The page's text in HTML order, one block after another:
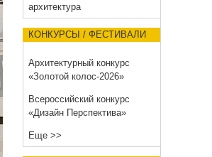
архитектура
КОНКУРСЫ / ФЕСТИВАЛИ
Архитектурный конкурс
«Золотой колос-2026»
Всероссийский конкурс
«Дизайн Перспектива»
Еще >>